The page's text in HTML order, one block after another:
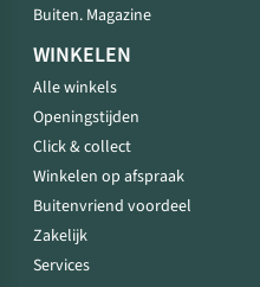
Buiten. Magazine
WINKELEN
Alle winkels
Openingstijden
Click & collect
Winkelen op afspraak
Buitenvriend voordeel
Zakelijk
Services